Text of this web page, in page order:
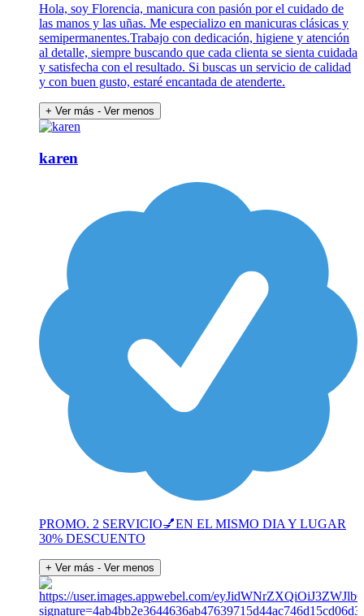
Hola, soy Florencia, manicura con pasión por el cuidado de
las manos y las uñas. Me especializo en manicuras clásicas y
semipermanentes.Trabajo con dedicación, higiene y atención
al detalle, siempre buscando que cada clienta se sienta cuidada
y satisfecha con el resultado. Si buscas un servicio de calidad
y con buen gusto, estaré encantada de atenderte.
+ Ver más - Ver menos
karen
PROMO. 2 SERVICIO💅EN EL MISMO DIA Y LUGAR
30% DESCUENTO
+ Ver más - Ver menos